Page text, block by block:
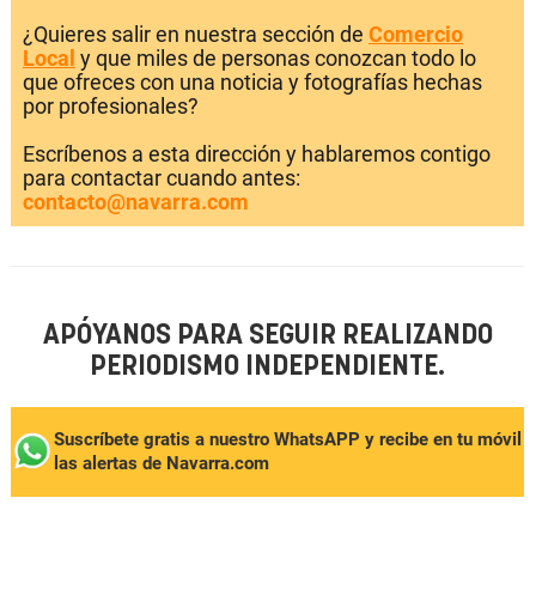
¿Quieres salir en nuestra sección de Comercio
Local y que miles de personas conozcan todo lo
que ofreces con una noticia y fotografías hechas
por profesionales?
Escríbenos a esta dirección y hablaremos contigo
para contactar cuando antes:
contacto@navarra.com
APÓYANOS PARA SEGUIR REALIZANDO
PERIODISMO INDEPENDIENTE.
Suscríbete gratis a nuestro WhatsAPP y recibe en tu móvil
las alertas de Navarra.com